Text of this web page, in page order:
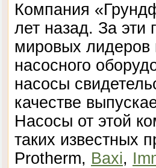
Компания
лет назад. За эти
мировых лидеров
насосного
насосы
качестве
Насосы от этой
таких известных
Protherm, Baxi,